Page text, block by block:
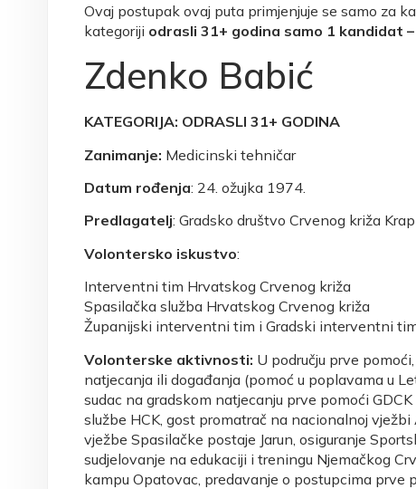
Ovaj postupak ovaj puta primjenjuje se samo za
kategoriji odrasli 31+ godina samo 1 kandidat
Zdenko Babić
KATEGORIJA: ODRASLI 31+ GODINA
Zanimanje: Medicinski tehničar
Datum rođenja: 24. ožujka 1974.
Predlagatelj: Gradsko društvo Crvenog križa
Volontersko iskustvo:
Interventni tim Hrvatskog Crvenog križa
Spasilačka služba Hrvatskog Crvenog križa
Županijski interventni tim i Gradski interventni
Volonterske aktivnosti: U području prve
natjecanja ili događanja (pomoć u poplavama u
sudac na gradskom natjecanju prve pomoći
službe HCK, gost promatrač na nacionalnoj
vježbe Spasilačke postaje Jarun, osiguranje
sudjelovanje na edukaciji i treningu Njemačkog
kampu Opatovac, predavanje o postupcima prve